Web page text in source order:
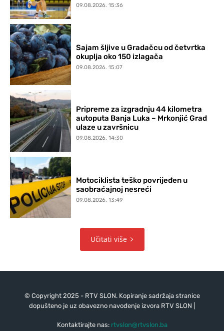
09.08.2026. 15:36
Sajam šljive u Gradačcu od četvrtka
okuplja oko 150 izlagača
09.08.2026. 15:07
Pripreme za izgradnju 44 kilometra
autoputa Banja Luka – Mrkonjić Grad
ulaze u završnicu
09.08.2026. 14:30
Motociklista teško povrijeđen u
saobraćajnoj nesreći
09.08.2026. 13:49
Učitati više
© Copyright 2025 - RTV SLON. Kopiranje sadržaja stranice
dopušteno je uz obavezno navođenje izvora RTV SLON |
Kontaktirajte nas: rtvslon@rtvslon.ba